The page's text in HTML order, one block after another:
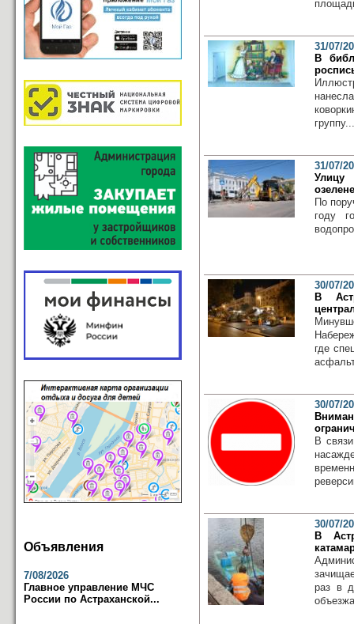
Объявления
7/08/2026
Главное управление МЧС
России по Астраханской...
31/07/
В
группу...
31/07/
Улицу
По
году
30/07/
В
где
30/07/
В
30/07/
В
раз в